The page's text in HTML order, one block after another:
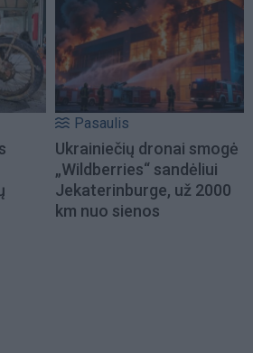
Pasaulis
Ukrainiečių dronai smogė
„Wildberries“ sandėliui
Jekaterinburge, už 2000
km nuo sienos